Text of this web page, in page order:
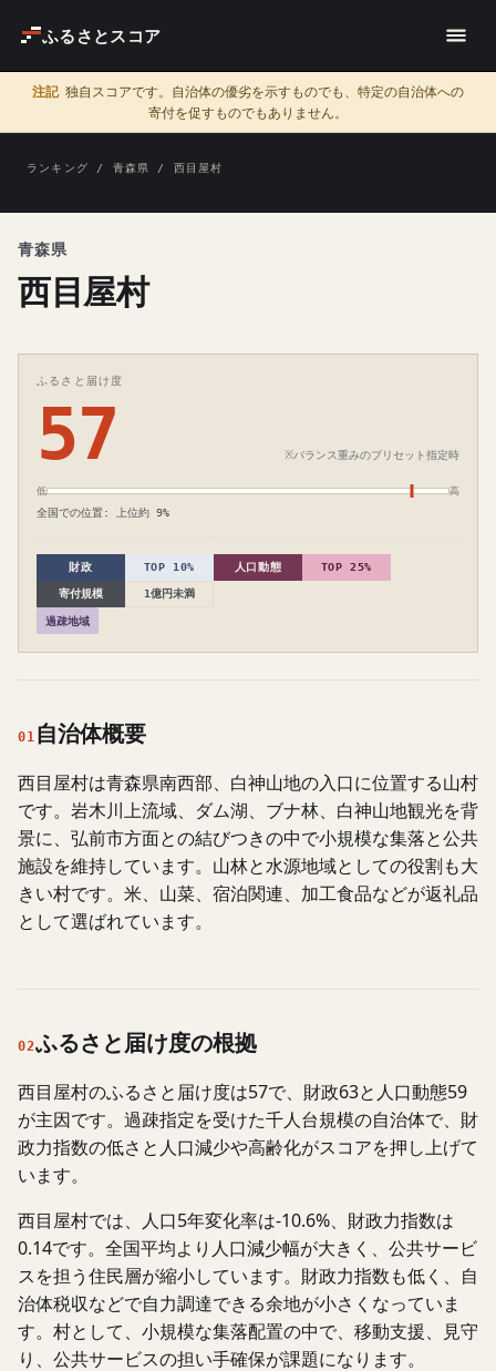
ふるさとスコア
注記 独自スコアです。自治体の優劣を示すものでも、特定の自治体への
寄付を促すものでもありません。
ランキング / 青森県 / 西目屋村
青森県
西目屋村
ふるさと届け度
57 ※バランス重みのプリセット指定時
低 高
全国での位置: 上位約 9%
財政 TOP 10% 人口動態 TOP 25%
寄付規模 1億円未満
過疎地域
01 自治体概要
西目屋村は青森県南西部、白神山地の入口に位置する山村
です。岩木川上流域、ダム湖、ブナ林、白神山地観光を背
景に、弘前市方面との結びつきの中で小規模な集落と公共
施設を維持しています。山林と水源地域としての役割も大
きい村です。米、山菜、宿泊関連、加工食品などが返礼品
として選ばれています。
02ふるさと届け度の根拠
西目屋村のふるさと届け度は57で、財政63と人口動態59
が主因です。過疎指定を受けた千人台規模の自治体で、財
政力指数の低さと人口減少や高齢化がスコアを押し上げて
います。
西目屋村では、人口5年変化率は-10.6%、財政力指数は
0.14です。全国平均より人口減少幅が大きく、公共サービ
スを担う住民層が縮小しています。財政力指数も低く、自
治体税収などで自力調達できる余地が小さくなっていま
す。村として、小規模な集落配置の中で、移動支援、見守
り、公共サービスの担い手確保が課題になります。